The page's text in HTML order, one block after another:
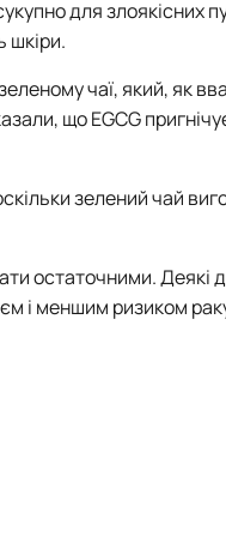
для злоякісних
шкіри.
чаї, який, як
що EGCG
зелений чай
остаточними.Деякі
і меншим ризиком